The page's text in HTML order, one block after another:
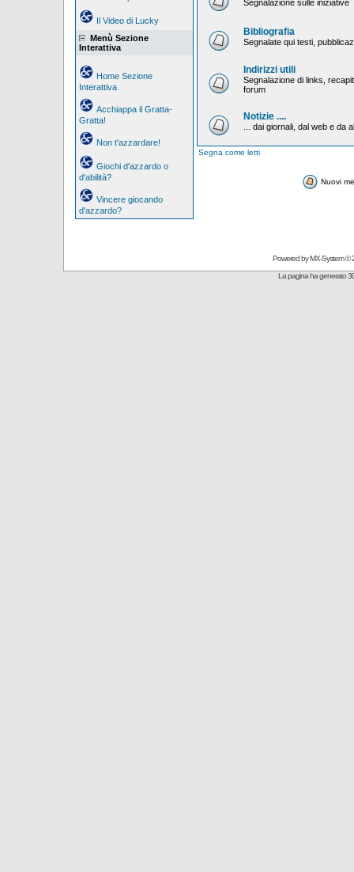
Il Video di Lucky
Menù Sezione
Interattiva
Home Sezione
Interattiva
Acchiappa il Gratta-
Gratta!
Non t'azzardare!
Giochi d'azzardo o
d'abilità?
Vincere giocando
d'azzardo?
Segnalazione sulle iniziative
Bibliografia
Segnalate qui testi,
Indirizzi utili
Segnalazione di links,
forum
Notizie ....
... dai giornali, dal web e da
Segna come letti
Nuovi
Powered byMX-System©
La pagina ha generato